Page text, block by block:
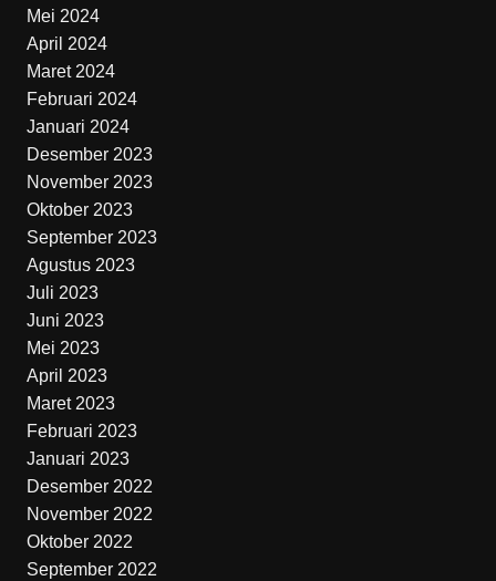
Mei 2024
April 2024
Maret 2024
Februari 2024
Januari 2024
Desember 2023
November 2023
Oktober 2023
September 2023
Agustus 2023
Juli 2023
Juni 2023
Mei 2023
April 2023
Maret 2023
Februari 2023
Januari 2023
Desember 2022
November 2022
Oktober 2022
September 2022